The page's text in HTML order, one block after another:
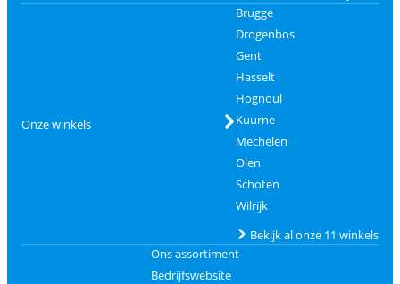
Onze winkels
Brugge
Drogenbos
Gent
Hasselt
Hognoul
Kuurne
Mechelen
Olen
Schoten
Wilrijk
Bekijk al onze 11 winkels
Ons assortiment
Bedrijfswebsite